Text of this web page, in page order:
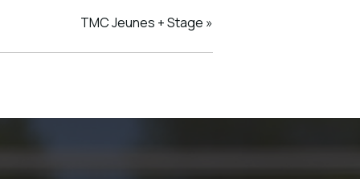
TMC Jeunes + Stage »